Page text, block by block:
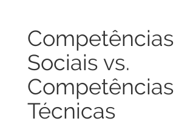
Competências
Sociais vs.
Competências
Técnicas